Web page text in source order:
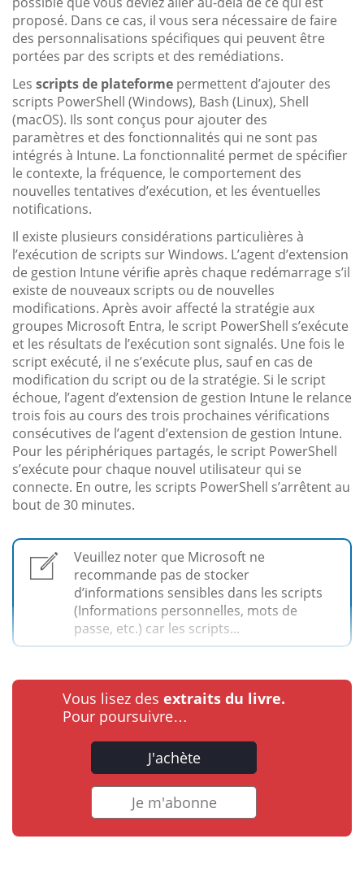
proposé. Dans ce cas, il vous sera nécessaire de faire
des personnalisations spécifiques qui peuvent être
portées par des scripts et des remédiations.
Les scripts de plateforme permettent d’ajouter des
scripts PowerShell (Windows), Bash (Linux), Shell
(macOS). Ils sont conçus pour ajouter des
paramètres et des fonctionnalités qui ne sont pas
intégrés à Intune. La fonctionnalité permet de spécifier
le contexte, la fréquence, le comportement des
nouvelles tentatives d’exécution, et les éventuelles
notifications.
Il existe plusieurs considérations particulières à
l’exécution de scripts sur Windows. L’agent d’extension
de gestion Intune vérifie après chaque redémarrage s’il
existe de nouveaux scripts ou de nouvelles
modifications. Après avoir affecté la stratégie aux
groupes Microsoft Entra, le script PowerShell s’exécute
et les résultats de l’exécution sont signalés. Une fois le
script exécuté, il ne s’exécute plus, sauf en cas de
modification du script ou de la stratégie. Si le script
échoue, l’agent d’extension de gestion Intune le relance
trois fois au cours des trois prochaines vérifications
consécutives de l’agent d’extension de gestion Intune.
Pour les périphériques partagés, le script PowerShell
s’exécute pour chaque nouvel utilisateur qui se
connecte. En outre, les scripts PowerShell s’arrêtent au
bout de 30 minutes.
Veuillez noter que Microsoft ne
recommande pas de stocker
d’informations sensibles dans les scripts
(Informations personnelles, mots de
passe, etc.) car les scripts...
Vous lisez des extraits du livre.
Pour poursuivre…
J'achète
Je m'abonne